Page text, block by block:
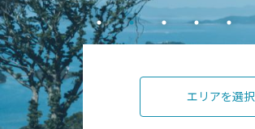
エリアを選択